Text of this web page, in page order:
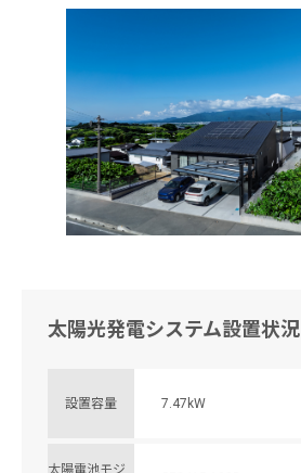
太陽光発電システム設置状況
設置容量 7.47kW